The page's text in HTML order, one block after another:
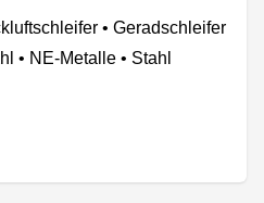
• Geradschleifer
• NE-Metalle • Stahl